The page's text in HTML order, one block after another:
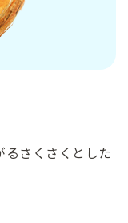
さくさくとした